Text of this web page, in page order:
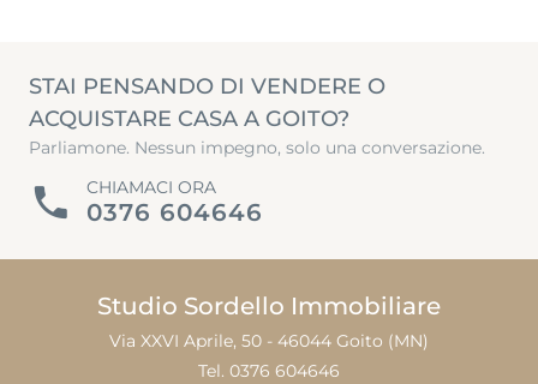
STAI PENSANDO DI VENDERE O
ACQUISTARE CASA A GOITO?
Parliamone. Nessun impegno, solo una conversazione.
CHIAMACI ORA
0376 604646
Studio Sordello Immobiliare
Via XXVI Aprile, 50 - 46044 Goito (MN)
Tel. 0376 604646